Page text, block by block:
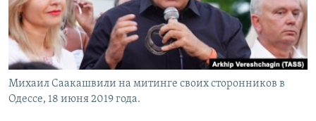
Михаил Саакашвили на митинге своих сторонников в
Одессе, 18 июня 2019 года.